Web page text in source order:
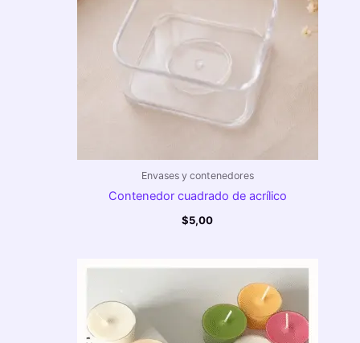
Envases y contenedores
Contenedor cuadrado de acrílico
$5,00
precios:
desde
$3,00
hasta